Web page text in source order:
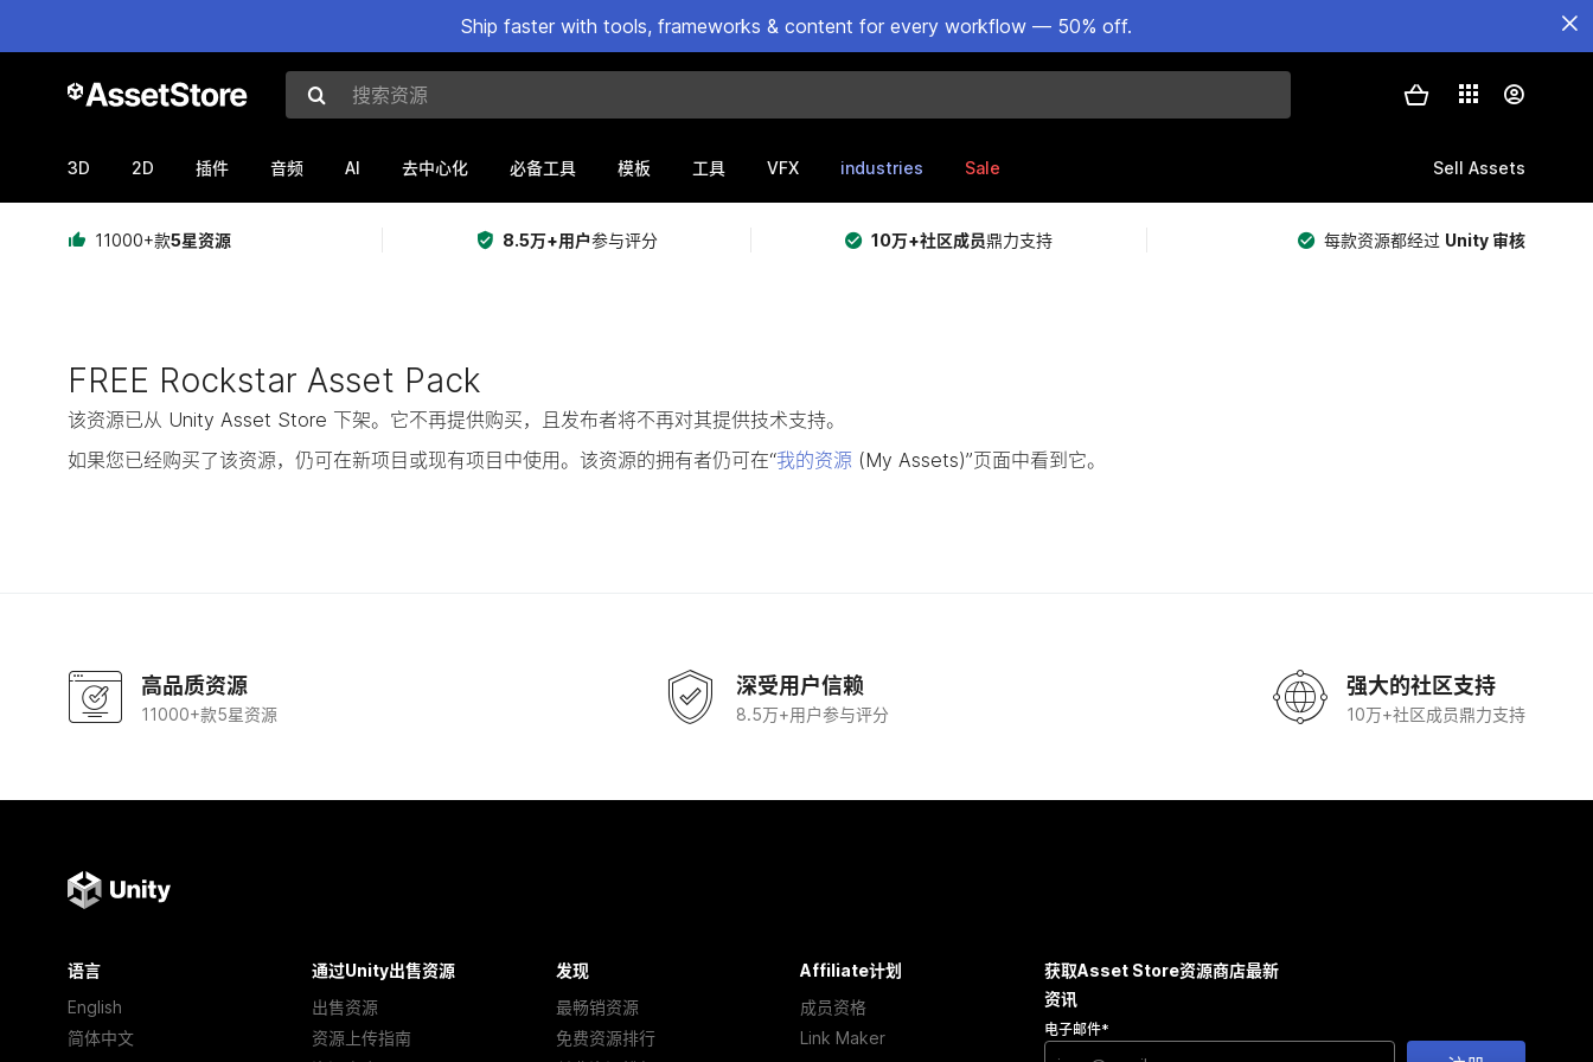
Ship faster with tools, frameworks & content for every workflow — 50% off.
搜索资源
3D 2D 插件 音频 AI 去中心化 必备工具 模板 工具 VFX industries Sale Sell Assets
11000+款5星资源 8.5万+用户参与评分 10万+社区成员鼎力支持 每款资源都经过 Unity 审核
FREE Rockstar Asset Pack
该资源已从 Unity Asset Store 下架。它不再提供购买，且发布者将不再对其提供技术支持。
如果您已经购买了该资源，仍可在新项目或现有项目中使用。该资源的拥有者仍可在“我的资源 (My Assets)”页面中看到它。
高品质资源
11000+款5星资源
深受用户信赖
8.5万+用户参与评分
强大的社区支持
10万+社区成员鼎力支持
语言
English
简体中文
通过Unity出售资源
出售资源
资源上传指南
发现
最畅销资源
免费资源排行
Affiliate计划
成员资格
Link Maker
获取Asset Store资源商店最新
资讯
电子邮件*